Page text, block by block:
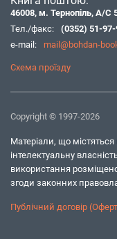
46008, м. Тернопіль, А/С
Тел./факс:
(0352) 51-97-
e-mail:
mail@bohdan-
Схема проїзду
Copyright © 1997-2026
Матеріали, що
інтелектуальну
використання
згоди законних
Публічний договір